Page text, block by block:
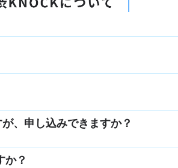
、申し込みできますか？
か？